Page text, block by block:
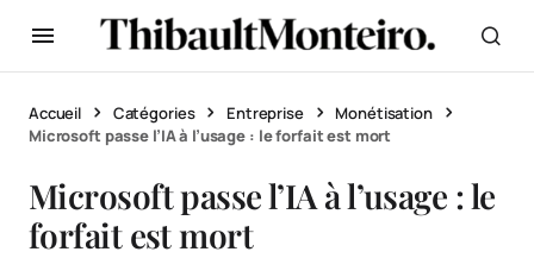
Accueil Catégories Entreprise
Monétisation
Microsoft passe l’IA à l’usage : le forfait est mort
Microsoft passe l’IA à l’usage : le
forfait est mort